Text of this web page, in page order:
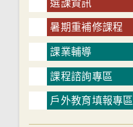
暑期重補修課程
課業輔導
課程諮詢專區
戶外教育填報專區